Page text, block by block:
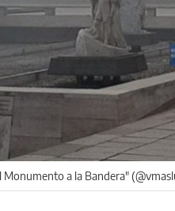
Monumento a la Bandera"